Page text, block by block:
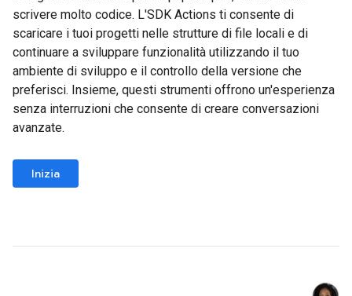
scrivere molto codice. L'SDK Actions ti consente di
scaricare i tuoi progetti nelle strutture di file locali e di
continuare a sviluppare funzionalità utilizzando il tuo
ambiente di sviluppo e il controllo della versione che
preferisci. Insieme, questi strumenti offrono un'esperienza
senza interruzioni che consente di creare conversazioni
avanzate.
Inizia